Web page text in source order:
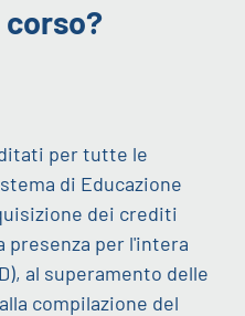
per tutte le
di Educazione
dei crediti
presenza per l'intera
al superamento delle
compilazione del